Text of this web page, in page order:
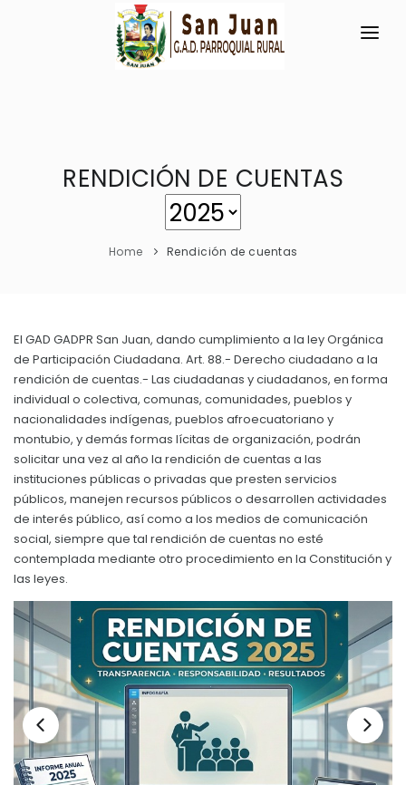
RESEÑA HISTÓRICA
Ubicación
Clima
NEW
GESTIÓN Y PRESUPUESTO
Sesiones Extraordinarias
Resoluciones
Convocatorias
GESTIÓN ADMINISTRATIVA
Plan de desarrollo y Ordenamiento Territorial -
Plan Anual Contratación - PAC
Plan Operativo Anual - POA
PRESUPUESTO: EJECUCIÓN Y REPORTES
Cédulas presupuestarias y balances
Procesos de contratación
Ejecución Presupuestaria
Obras y proyectos
CIUDADANÍA ACTIVA
Solicitud de acceso información pública
TURISMO
RENDICIÓN DE CUENTAS
Home Rendición de cuentas
El GAD GADPR San Juan, dando cumplimiento a la ley Orgánica
de Participación Ciudadana. Art. 88.- Derecho ciudadano a la
rendición de cuentas.- Las ciudadanas y ciudadanos, en forma
individual o colectiva, comunas, comunidades, pueblos y
nacionalidades indígenas, pueblos afroecuatoriano y
montubio, y demás formas lícitas de organización, podrán
solicitar una vez al año la rendición de cuentas a las
instituciones públicas o privadas que presten servicios
públicos, manejen recursos públicos o desarrollen actividades
de interés público, así como a los medios de comunicación
social, siempre que tal rendición de cuentas no esté
contemplada mediante otro procedimiento en la Constitución y
las leyes.